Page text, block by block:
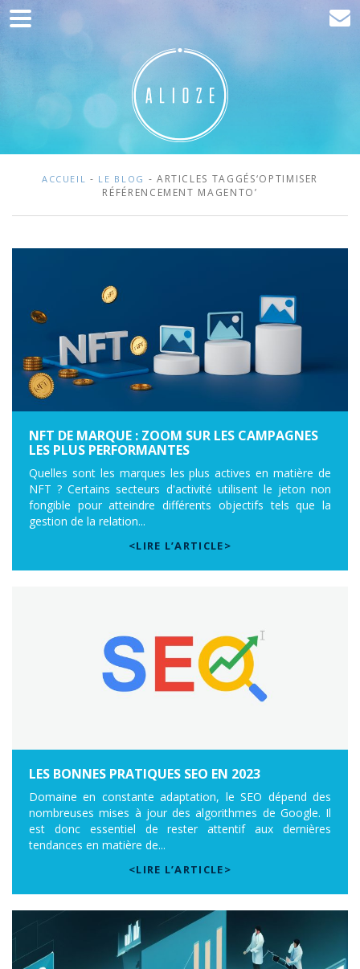
Accueil
Développement web
Acquisition de trafic
Clients
Blog
Contact
ACCUEIL - LE BLOG - ARTICLES TAGGÉS‘OPTIMISER
RÉFÉRENCEMENT MAGENTO’
NFT DE MARQUE : ZOOM SUR LES CAMPAGNES
LES PLUS PERFORMANTES
Quelles sont les marques les plus actives en matière de
NFT ? Certains secteurs d'activité utilisent le jeton non
fongible pour atteindre différents objectifs tels que la
gestion de la relation...
<LIRE L’ARTICLE>
LES BONNES PRATIQUES SEO EN 2023
Domaine en constante adaptation, le SEO dépend des
nombreuses mises à jour des algorithmes de Google. Il
est donc essentiel de rester attentif aux dernières
tendances en matière de...
<LIRE L’ARTICLE>